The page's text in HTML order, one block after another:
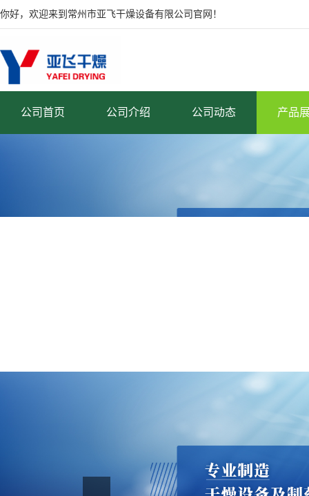
你好，欢迎来到常州市亚飞干燥设备有限公司官网！
公司首页 公司介绍 公司动态 产品